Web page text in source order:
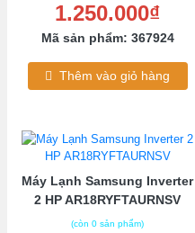
1.250.000₫
Mã sản phẩm: 367924
Thêm vào giỏ hàng
Máy Lạnh Samsung Inverter
2 HP AR18RYFTAURNSV
(còn 0 sản phẩm)